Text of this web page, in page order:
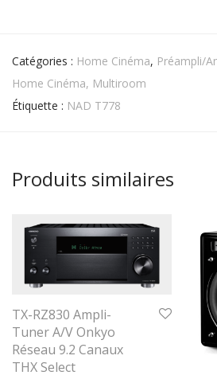
Catégories : Home Cinéma, Préampli/
Home Cinéma, Multiroom
Étiquette : NAD T778
Produits similaires
TX-RZ830 Ampli-
Tuner A/V Onkyo
Réseau 9.2 Canaux
THX Select